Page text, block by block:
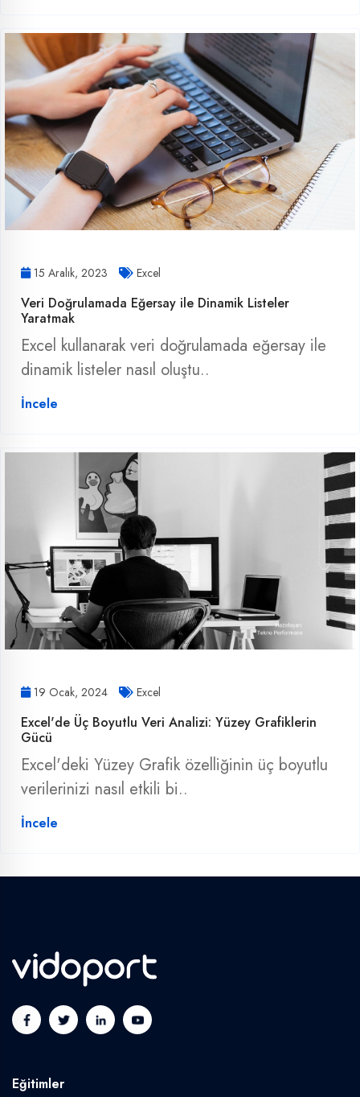
15 Aralık, 2023 Excel
Veri Doğrulamada Eğersay ile Dinamik Listeler
Yaratmak
Excel kullanarak veri doğrulamada eğersay ile
dinamik listeler nasıl oluştu..
İncele
19 Ocak, 2024 Excel
Excel'de Üç Boyutlu Veri Analizi: Yüzey Grafiklerin
Gücü
Excel'deki Yüzey Grafik özelliğinin üç boyutlu
verilerinizi nasıl etkili bi..
İncele
Eğitimler